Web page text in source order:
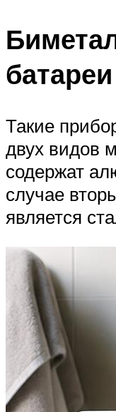
батареи
Такие
двух видов
содержат
случае
является